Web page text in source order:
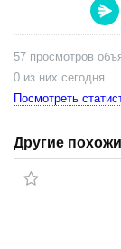
57 просмотров
0 из них сегодня
Посмотреть
Другие